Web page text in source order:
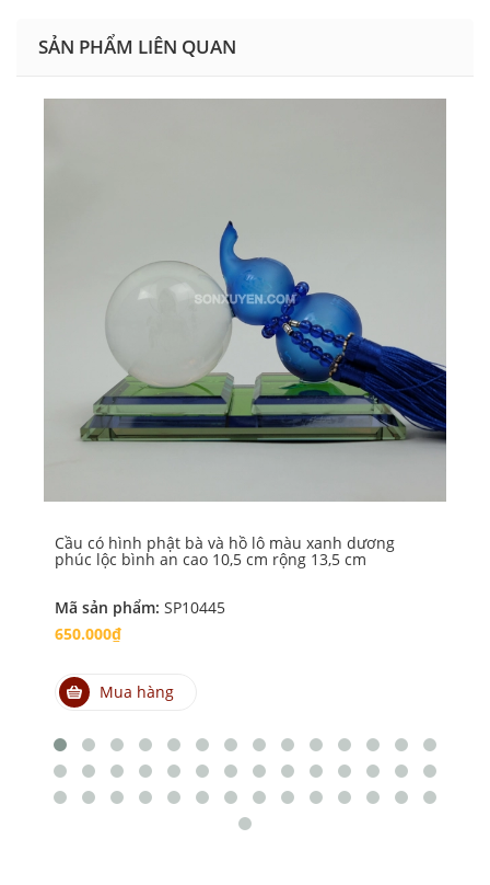
SẢN PHẨM LIÊN QUAN
Cầu có hình phật bà và hồ lô màu xanh dương
phúc lộc bình an cao 10,5 cm rộng 13,5 cm
Mã sản phẩm: SP10445
650.000₫
Mua hàng